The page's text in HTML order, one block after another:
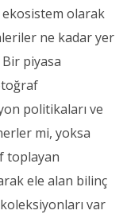
olarak
ne kadar yer
piyasa
politikaları ve
mi, yoksa
toplayan
ele alan bilinç
var